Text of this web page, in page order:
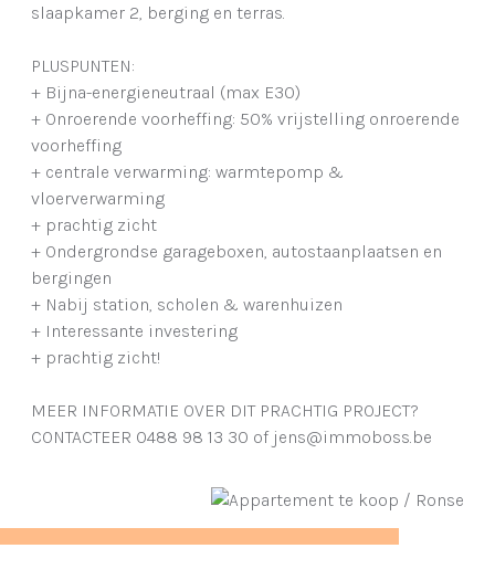
slaapkamer 2, berging en terras.
PLUSPUNTEN:
+ Bijna-energieneutraal (max E30)
+ Onroerende voorheffing: 50% vrijstelling onroerende
voorheffing
+ centrale verwarming: warmtepomp &
vloerverwarming
+ prachtig zicht
+ Ondergrondse garageboxen, autostaanplaatsen en
bergingen
+ Nabij station, scholen & warenhuizen
+ Interessante investering
+ prachtig zicht!
MEER INFORMATIE OVER DIT PRACHTIG PROJECT?
CONTACTEER 0488 98 13 30 of jens@immoboss.be